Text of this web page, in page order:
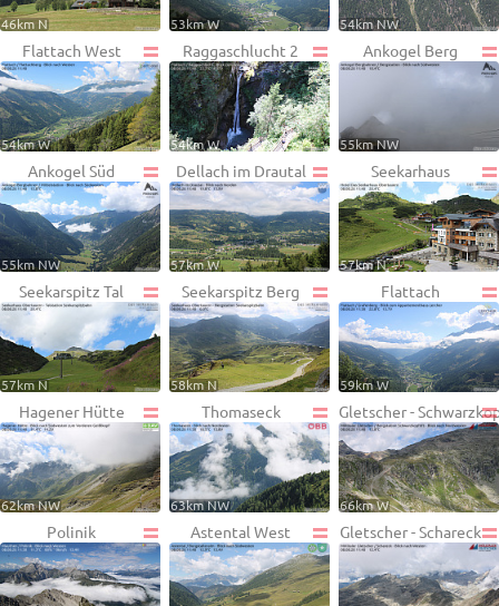
46km N 53km W 54km NW
Flattach West
54km W
Raggaschlucht 2
54km W
Ankogel Berg
55km NW
Ankogel Süd
55km NW
Dellach im Drautal
57km W
Seekarhaus
57km N
Seekarspitz Tal
57km N
Seekarspitz Berg
58km N
Flattach
59km W
Hagener Hütte
62km NW
Thomaseck
63km NW
Gletscher -
66km W
Polinik Astental West Gletscher - Schareck